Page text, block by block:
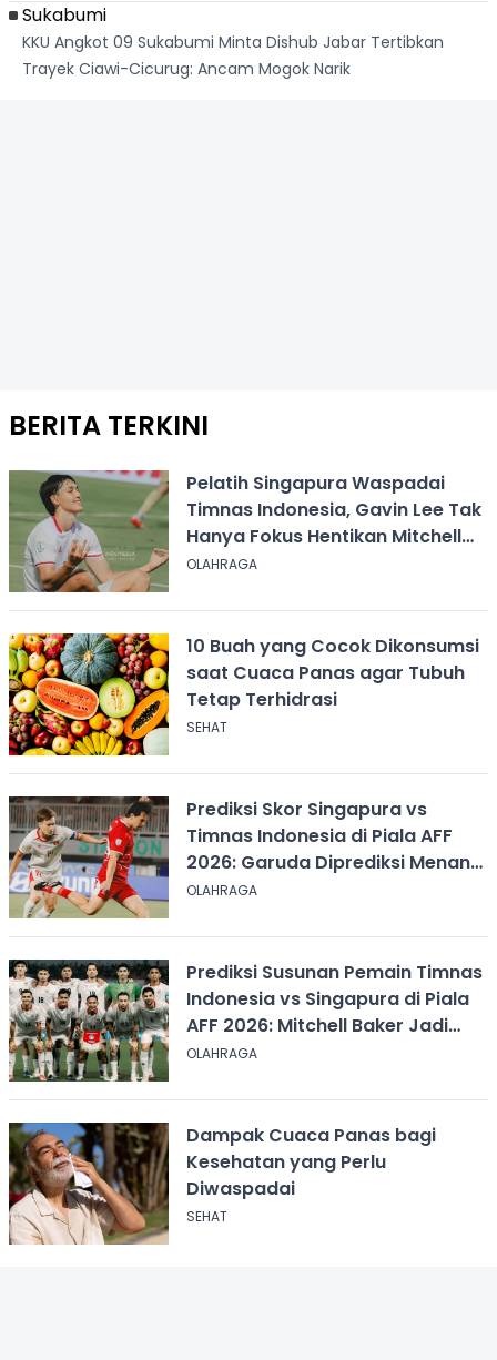
Sukabumi
KKU Angkot 09 Sukabumi Minta Dishub Jabar Tertibkan
Trayek Ciawi-Cicurug: Ancam Mogok Narik
BERITA TERKINI
Pelatih Singapura Waspadai
Timnas Indonesia, Gavin Lee Tak
Hanya Fokus Hentikan Mitchell
Baker
OLAHRAGA
10 Buah yang Cocok Dikonsumsi
saat Cuaca Panas agar Tubuh
Tetap Terhidrasi
SEHAT
Prediksi Skor Singapura vs
Timnas Indonesia di Piala AFF
2026: Garuda Diprediksi Menang
Tipis
OLAHRAGA
Prediksi Susunan Pemain Timnas
Indonesia vs Singapura di Piala
AFF 2026: Mitchell Baker Jadi
Andalan Lini Depan
OLAHRAGA
Dampak Cuaca Panas bagi
Kesehatan yang Perlu
Diwaspadai
SEHAT